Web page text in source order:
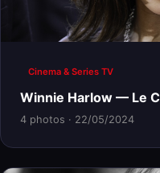
Cinema & Series TV
Winnie Harlow — Le
4 photos · 22/05/2024